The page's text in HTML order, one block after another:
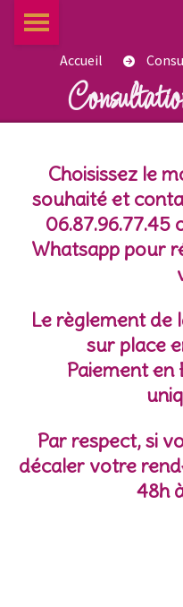
Accueil
Choisissez le
souhaité et
06.87.96.77.45
Whatsapp pour
Le règlement de
sur place
Paiement en
Par respect, si
décaler votre
48h